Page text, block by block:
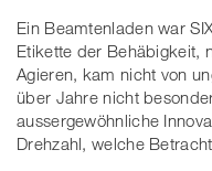
Ein Beamtenladen war
Etikette der Behäbigkeit,
Agieren, kam nicht von
über Jahre nicht
aussergewöhnliche
Drehzahl, welche